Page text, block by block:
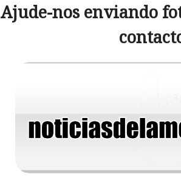
Ajude-nos enviando